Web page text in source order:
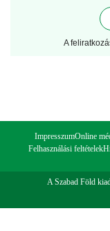
A
ImpresszumOnline
Felhasználási feltételek
A Szabad Föld